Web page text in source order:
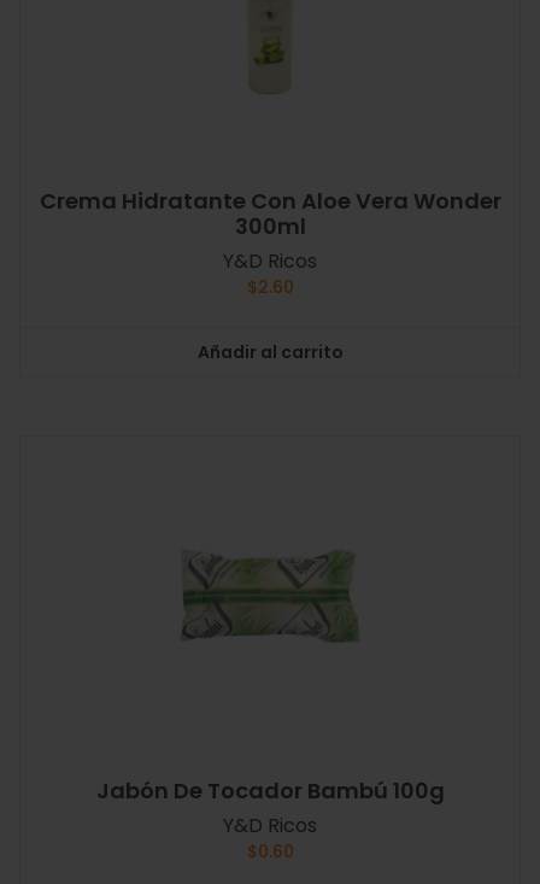
Crema Hidratante Con Aloe Vera Wonder
300ml
Y&D Ricos
$2.60
Añadir al carrito
Jabón De Tocador Bambú 100g
Y&D Ricos
$0.60